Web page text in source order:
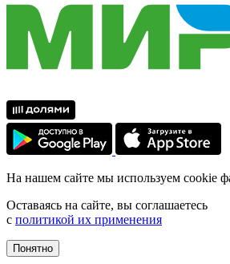
На нашем сайте мы используем cookie
Оставаясь на сайте, вы соглашаетесь
с политикой их применения
Понятно